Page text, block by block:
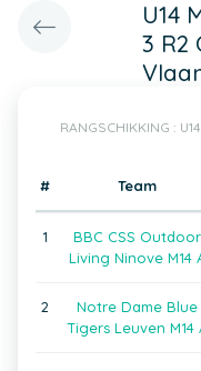
U14
3 R2
RANGSCHIKKING :
# Team
1
BBC CSS Outdoor
Living Ninove M14
2
Notre Dame Blue
Tigers Leuven M14